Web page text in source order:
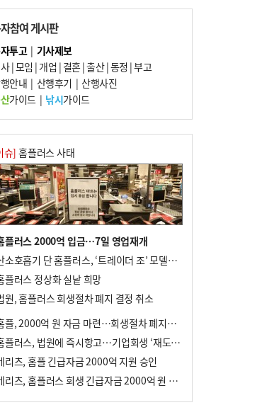
부울경 주말부터 비소식…‘극한 폭염’ 한풀
꺾일 듯
피란마을 67년 역사인데…전교생 24명 아
미초 통폐합 기로
외국인 선원 ‘인신매매 경유지’ 된 부산…
우려가 현실로
수사독점 책임 커진 경찰, 방치사건 해결 부
랴부랴 속도전
참여 게시판
투고| 기사제보
|모임 | 개업 | 결혼|출산|동정 |부고
안내 | 산행후기 | 산행사진
가이드| 낚시가이드
슈] 홈플러스 사태
플러스 2000억 입금…7일 영업재개
산소호흡기 단 홈플러스, ‘트레이더 조’ 모델로 살아날까
플러스 정상화 실낱 희망
원, 홈플러스 회생절차 폐지 결정 취소
홈플, 2000억 원 자금 마련…회생절차 폐지에 즉시항고(종합)
홈플러스, 법원에 즉시항고…기업회생 ‘재도전’
리츠, 홈플 긴급자금 2000억 지원 승인
메리츠, 홈플러스 회생 긴급자금 2000억 원 지원 승인